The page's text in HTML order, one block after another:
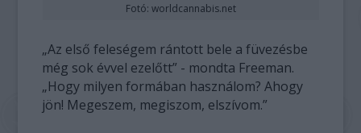
Fotó: worldcannabis.net
„Az első feleségem rántott bele a füvezésbe
még sok évvel ezelőtt” - mondta Freeman.
„Hogy milyen formában használom? Ahogy
jön! Megeszem, megiszom, elszívom.”